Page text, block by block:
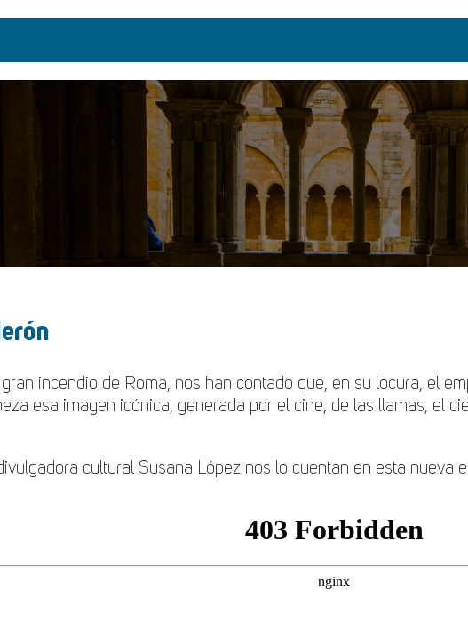
incendio de Roma, nos han contado que, en su locura, el
esa imagen icónica, generada por el cine, de las llamas, el
cultural Susana López nos lo cuentan en esta nueva